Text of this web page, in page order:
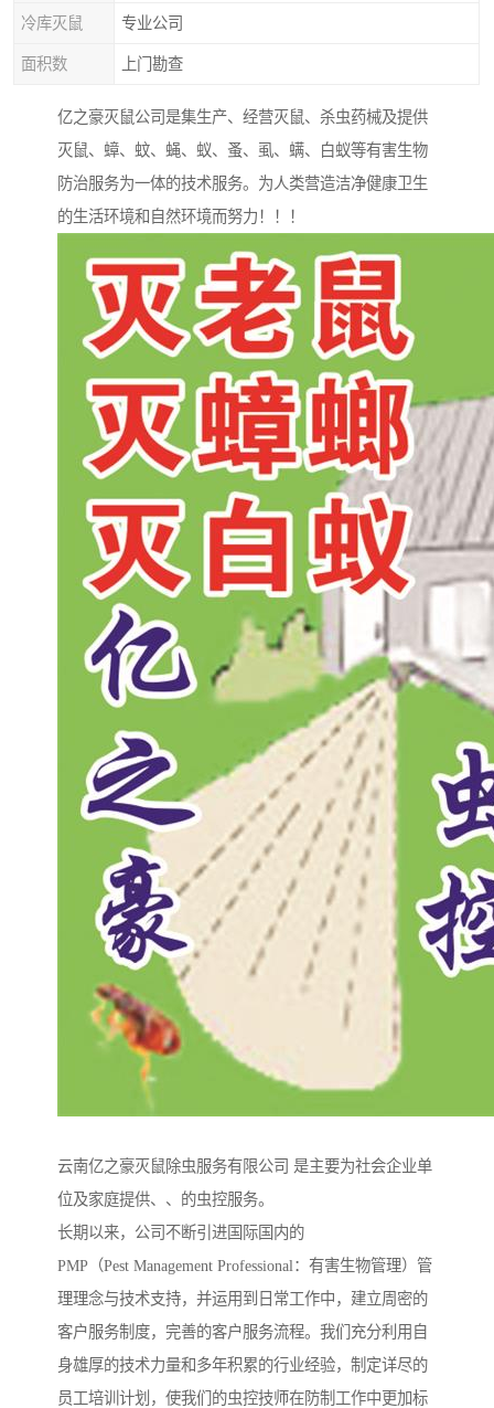
冷库灭鼠 专业公司
面积数 上门勘查
亿之豪灭鼠公司是集生产、经营灭鼠、杀虫药械及提供
灭鼠、蟑、蚊、蝇、蚁、蚤、虱、螨、白蚁等有害生物
防治服务为一体的技术服务。为人类营造洁净健康卫生
的生活环境和自然环境而努力！！！
云南亿之豪灭鼠除虫服务有限公司 是主要为社会企业单
位及家庭提供、、的虫控服务。
长期以来，公司不断引进国际国内的
PMP（Pest Management Professional：有害生物管理）管
理理念与技术支持，并运用到日常工作中，建立周密的
客户服务制度，完善的客户服务流程。我们充分利用自
身雄厚的技术力量和多年积累的行业经验，制定详尽的
员工培训计划，使我们的虫控技师在防制工作中更加标